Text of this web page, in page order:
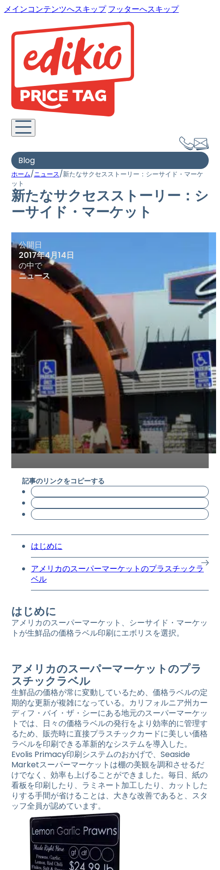
メインコンテンツへスキップ フッターへスキップ
Blog
ホーム/ニュース/新たなサクセスストーリー：シーサイド・マーケ
ット
新たなサクセスストーリー：シ
ーサイド・マーケット
公開日
2017年4月14日
の中で
ニュース
記事のリンクをコピーする
はじめに
アメリカのスーパーマーケットのプラスチックラ
ベル
はじめに
アメリカのスーパーマーケット、シーサイド・マーケッ
トが生鮮品の価格ラベル印刷にエボリスを選択。
アメリカのスーパーマーケットのプラ
スチックラベル
生鮮品の価格が常に変動しているため、価格ラベルの定
期的な更新が複雑になっている。カリフォルニア州カー
ディフ・バイ・ザ・シーにある地元のスーパーマーケッ
トでは、日々の価格ラベルの発行をより効率的に管理す
るため、販売時に直接プラスチックカードに美しい価格
ラベルを印刷できる革新的なシステムを導入した。
Evolis Primacy印刷システムのおかげで、Seaside
Marketスーパーマーケットは棚の美観を調和させるだ
けでなく、効率も上げることができました。毎日、紙の
看板を印刷したり、ラミネート加工したり、カットした
りする手間が省けることは、大きな改善であると、スタ
ッフ全員が認めています。